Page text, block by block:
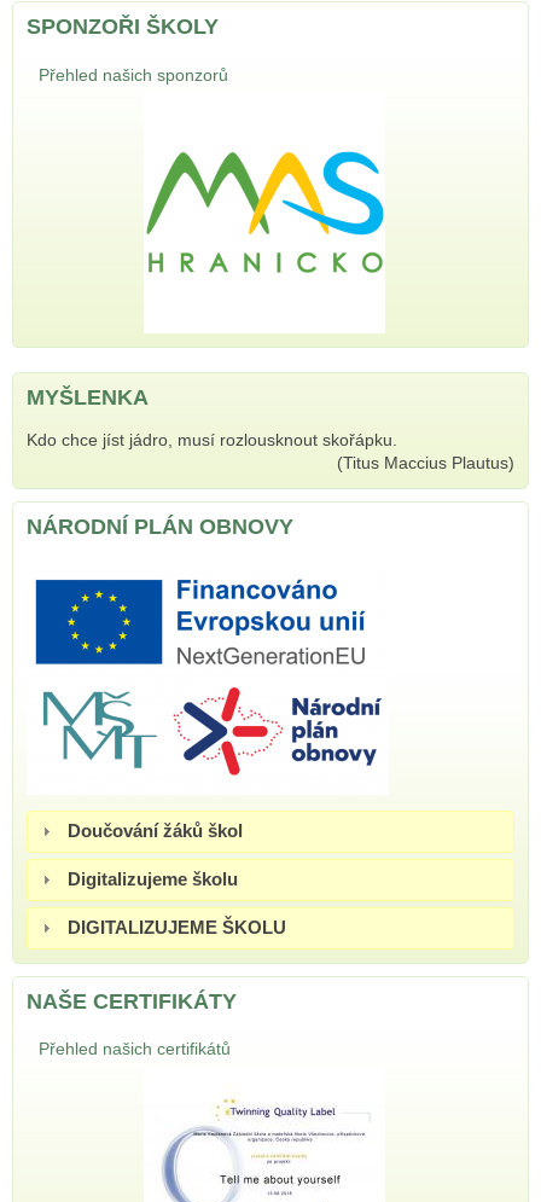
SPONZOŘI ŠKOLY
Přehled našich sponzorů
MYŠLENKA
Kdo chce jíst jádro, musí rozlousknout skořápku.
(Titus Maccius Plautus)
NÁRODNÍ PLÁN OBNOVY
Doučování žáků škol
Digitalizujeme školu
DIGITALIZUJEME ŠKOLU
NAŠE CERTIFIKÁTY
Přehled našich certifikátů